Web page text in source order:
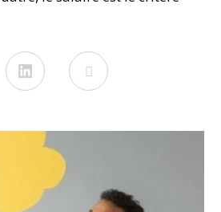
LinkedIn Viadeo